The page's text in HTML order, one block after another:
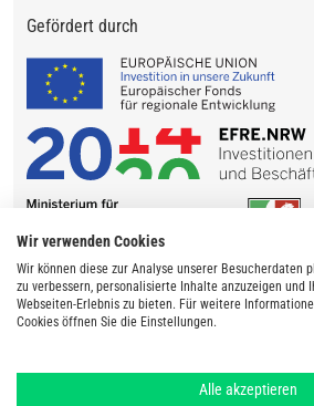
Gefördert durch
Wir verwenden Cookies
Wir können diese zur Analyse unserer Besucherdaten
zu verbessern, personalisierte Inhalte anzuzeigen und
Webseiten-Erlebnis zu bieten. Für weitere
Cookies öffnen Sie die Einstellungen.
Alle akzeptieren